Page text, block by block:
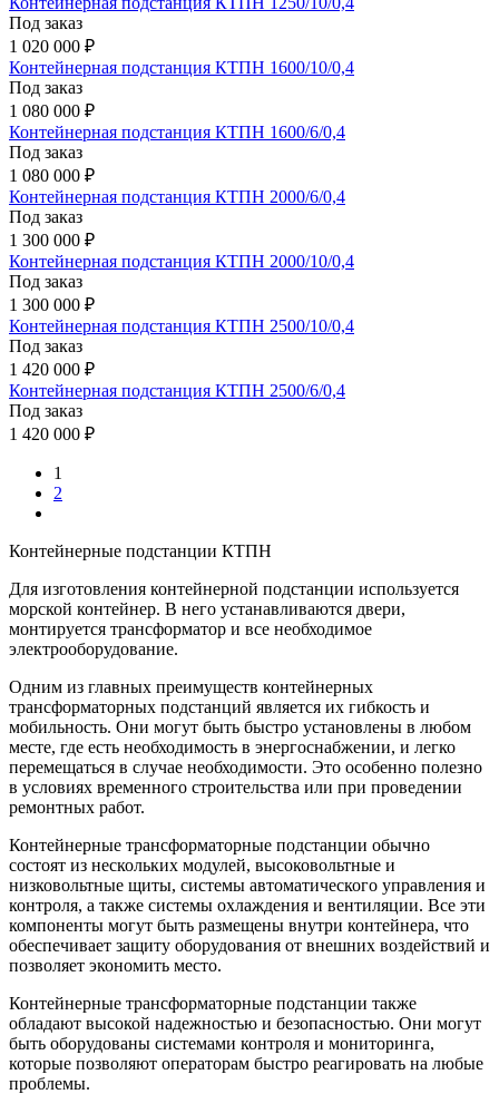
Под заказ
1 020 000 ₽
Контейнерная подстанция КТПН 1600/10/0,4
Под заказ
1 080 000 ₽
Контейнерная подстанция КТПН 1600/6/0,4
Под заказ
1 080 000 ₽
Контейнерная подстанция КТПН 2000/6/0,4
Под заказ
1 300 000 ₽
Контейнерная подстанция КТПН 2000/10/0,4
Под заказ
1 300 000 ₽
Контейнерная подстанция КТПН 2500/10/0,4
Под заказ
1 420 000 ₽
Контейнерная подстанция КТПН 2500/6/0,4
Под заказ
1 420 000 ₽
1
2
Контейнерные подстанции КТПН
Для изготовления контейнерной подстанции используется
морской контейнер. В него устанавливаются двери,
монтируется трансформатор и все необходимое
электрооборудование.
Одним из главных преимуществ контейнерных
трансформаторных подстанций является их гибкость и
мобильность. Они могут быть быстро установлены в любом
месте, где есть необходимость в энергоснабжении, и легко
перемещаться в случае необходимости. Это особенно полезно
в условиях временного строительства или при проведении
ремонтных работ.
Контейнерные трансформаторные подстанции обычно
состоят из нескольких модулей, высоковольтные и
низковольтные щиты, системы автоматического управления и
контроля, а также системы охлаждения и вентиляции. Все эти
компоненты могут быть размещены внутри контейнера, что
обеспечивает защиту оборудования от внешних воздействий и
позволяет экономить место.
Контейнерные трансформаторные подстанции также
обладают высокой надежностью и безопасностью. Они могут
быть оборудованы системами контроля и мониторинга,
которые позволяют операторам быстро реагировать на любые
проблемы.